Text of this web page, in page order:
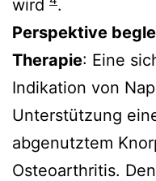
wird
.
Perspektive
Therapie: Eine
Indikation von
Unterstützung
abgenutztem
Osteoarthritis.